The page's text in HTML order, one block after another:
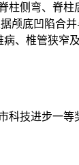
柱侧弯、脊
据颅底凹陷
病、椎管狭
科技进步一等